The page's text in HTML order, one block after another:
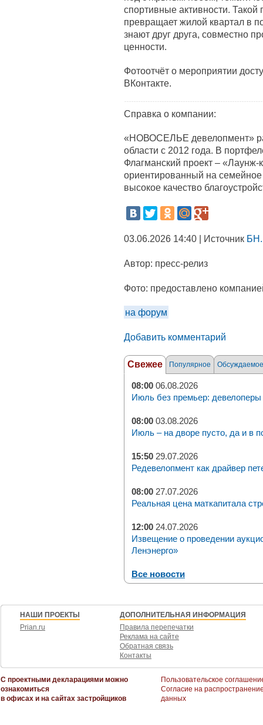
спортивные активности.
превращает жилой квартал в
знают друг друга, совместно
ценности.
Фотоотчёт о мероприятии
ВКонтакте.
Справка о компании:
«НОВОСЕЛЬЕ девелопмент»
области с 2012 года. В
Флагманский проект –
ориентированный на
высокое качество
03.06.2026 14:40 | Источник
Автор: пресс-релиз
Фото: предоставлено
на форум
Добавить комментарий
Свежее Популярное Обсуждаемое
08:00 06.08.2026
Июль без премьер: девелоперы
08:00 03.08.2026
Июль – на дворе пусто, да и в
15:50 29.07.2026
Редевелопмент как драйвер
08:00 27.07.2026
Реальная цена маткапитала
12:00 24.07.2026
Извещение о проведении
Ленэнерго»
Все новости
НАШИ ПРОЕКТЫ
Prian.ru
ДОПОЛНИТЕЛЬНАЯ ИНФОРМАЦИЯ
Правила перепечатки
Реклама на сайте
Обратная связь
Контакты
С проектными декларациями можно
ознакомиться
в офисах и на сайтах застройщиков
Пользовательское
Согласие на
данных